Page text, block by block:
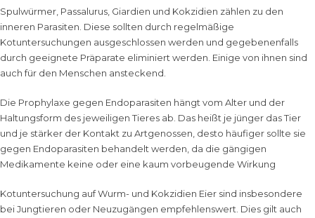
Spulwürmer, Passalurus, Giardien und Kokzidien zählen zu den
inneren Parasiten. Diese sollten durch regelmäßige
Kotuntersuchungen ausgeschlossen werden und gegebenenfalls
durch geeignete Präparate eliminiert werden. Einige von ihnen sind
auch für den Menschen ansteckend.
Die Prophylaxe gegen Endoparasiten hängt vom Alter und der
Haltungsform des jeweiligen Tieres ab. Das heißt je jünger das Tier
und je stärker der Kontakt zu Artgenossen, desto häufiger sollte sie
gegen Endoparasiten behandelt werden, da die gängigen
Medikamente keine oder eine kaum vorbeugende Wirkung
Kotuntersuchung auf Wurm- und Kokzidien Eier sind insbesondere
bei Jungtieren oder Neuzugängen empfehlenswert. Dies gilt auch